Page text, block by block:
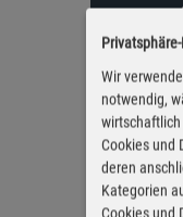
2.16
2.16
vor 39
Wir
notwendig,
Cookies und
deren
Kategorien
Cookies und